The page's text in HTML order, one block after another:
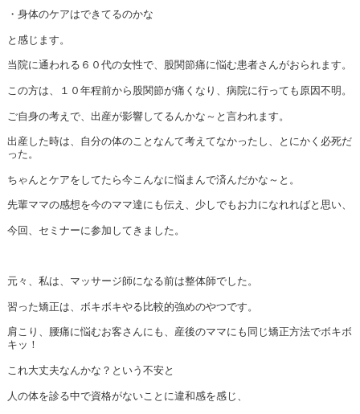
・身体のケアはできてるのかな
と感じます。
当院に通われる６０代の女性で、股関節痛に悩む患者さんがおられます。
この方は、１０年程前から股関節が痛くなり、病院に行っても原因不明。
ご自身の考えで、出産が影響してるんかな～と言われます。
出産した時は、自分の体のことなんて考えてなかったし、とにかく必死だ
った。
ちゃんとケアをしてたら今こんなに悩まんで済んだかな～と。
先輩ママの感想を今のママ達にも伝え、少しでもお力になれればと思い、
今回、セミナーに参加してきました。
元々、私は、マッサージ師になる前は整体師でした。
習った矯正は、ボキボキやる比較的強めのやつです。
肩こり、腰痛に悩むお客さんにも、産後のママにも同じ矯正方法でボキボ
キッ！
これ大丈夫なんかな？という不安と
人の体を診る中で資格がないことに違和感を感じ、